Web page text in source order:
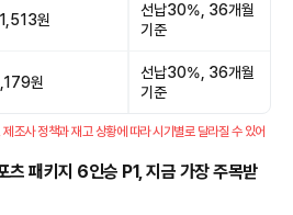
원
선납30%, 36개월
기준
원
선납30%, 36개월
기준
조사 정책과 재고 상황에 따라 시기별로 달라질 수 있어
패키지 6인승 P1, 지금 가장 주목받